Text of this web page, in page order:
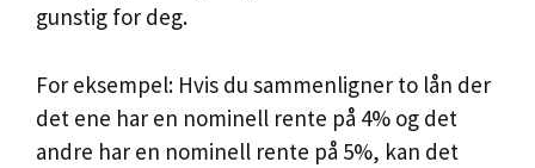
gunstig for deg.
For eksempel: Hvis du sammenligner to lån der
det ene har en nominell rente på 4% og det
andre har en nominell rente på 5%, kan det